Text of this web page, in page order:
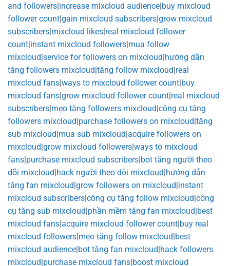
and followers|increase mixcloud audience|buy mixcloud
follower count|gain mixcloud subscribers|grow mixcloud
subscribers|mixcloud likes|real mixcloud follower
count|instant mixcloud followers|mua follow
mixcloud|service for followers on mixcloud|hướng dẫn
tăng followers mixcloud|tăng follow mixcloud|real
mixcloud fans|ways to mixcloud follower count|buy
mixcloud fans|grow mixcloud follower count|real mixcloud
subscribers|mẹo tăng followers mixcloud|công cụ tăng
followers mixcloud|purchase followers on mixcloud|tăng
sub mixcloud|mua sub mixcloud|acquire followers on
mixcloud|grow mixcloud followers|ways to mixcloud
fans|purchase mixcloud subscribers|bot tăng người theo
dõi mixcloud|hack người theo dõi mixcloud|hướng dẫn
tăng fan mixcloud|grow followers on mixcloud|instant
mixcloud subscribers|công cụ tăng follow mixcloud|công
cụ tăng sub mixcloud|phần mềm tăng fan mixcloud|best
mixcloud fans|acquire mixcloud follower count|buy real
mixcloud followers|mẹo tăng follow mixcloud|best
mixcloud audience|bot tăng fan mixcloud|hack followers
mixcloud|purchase mixcloud fans|boost mixcloud